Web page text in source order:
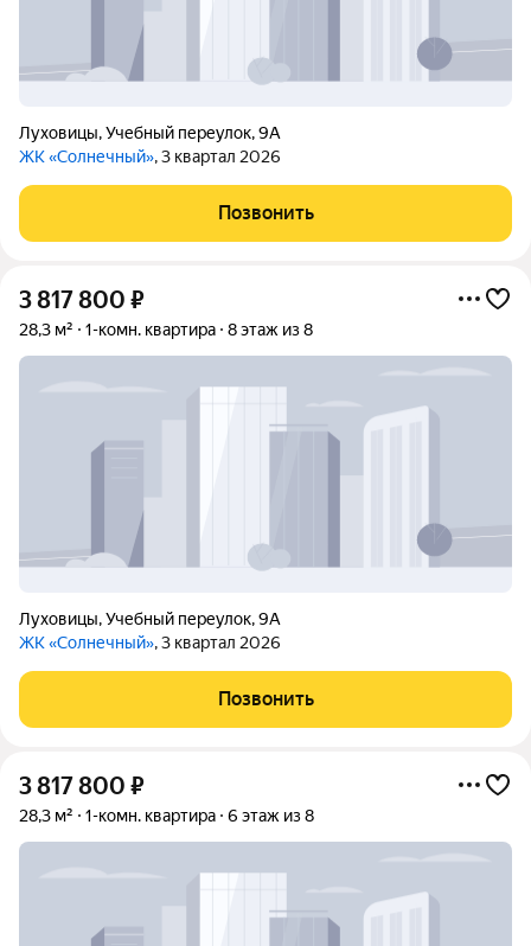
Луховицы,Учебный переулок,9А
ЖК «Солнечный», 3 квартал 2026
Позвонить
3 817 800 ₽
28,3 м² 1-комн. квартира 8 этаж из 8
Луховицы,Учебный переулок,9А
ЖК «Солнечный», 3 квартал 2026
Позвонить
3 817 800 ₽
28,3 м² 1-комн. квартира 6 этаж из 8